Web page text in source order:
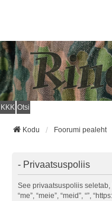
KKK Otsi
Kodu Foorumi pealeht
- Privaatsuspoliis
See privaatsuspoliis seletab,
“me”, “meie”, “meid”, “”,